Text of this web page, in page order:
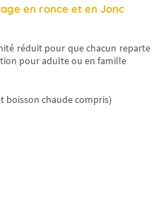
en ronce et en Jonc
réduit pour que chacun reparte
pour adulte ou en famille
boisson chaude compris)